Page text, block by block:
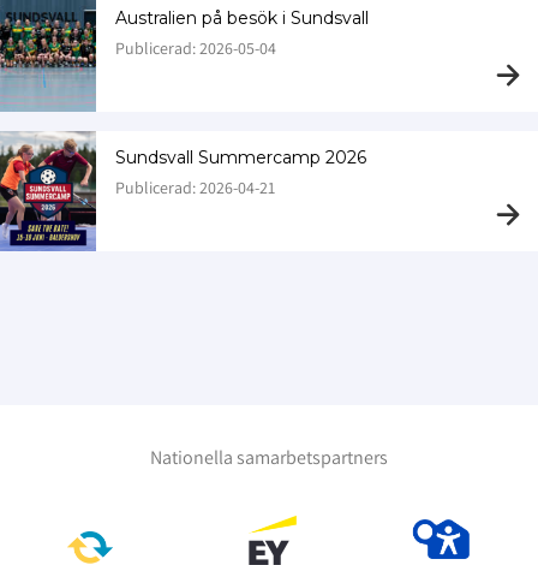
Australien på besök i Sundsvall
Publicerad: 2026-05-04
Sundsvall Summercamp 2026
Publicerad: 2026-04-21
Nationella samarbetspartners